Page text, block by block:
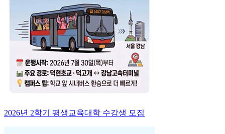
2026년 2학기 평생교육대학 수강생 모집